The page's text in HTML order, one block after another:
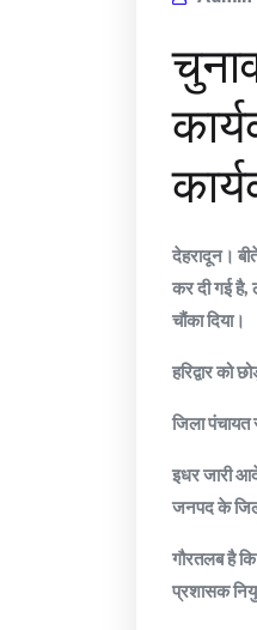
देहरादून।
कर दी गई है,
चौंका दिया।
हरिद्वार को
जिला
इधर जारी
जनपद के
गौरतलब है
प्रशासक